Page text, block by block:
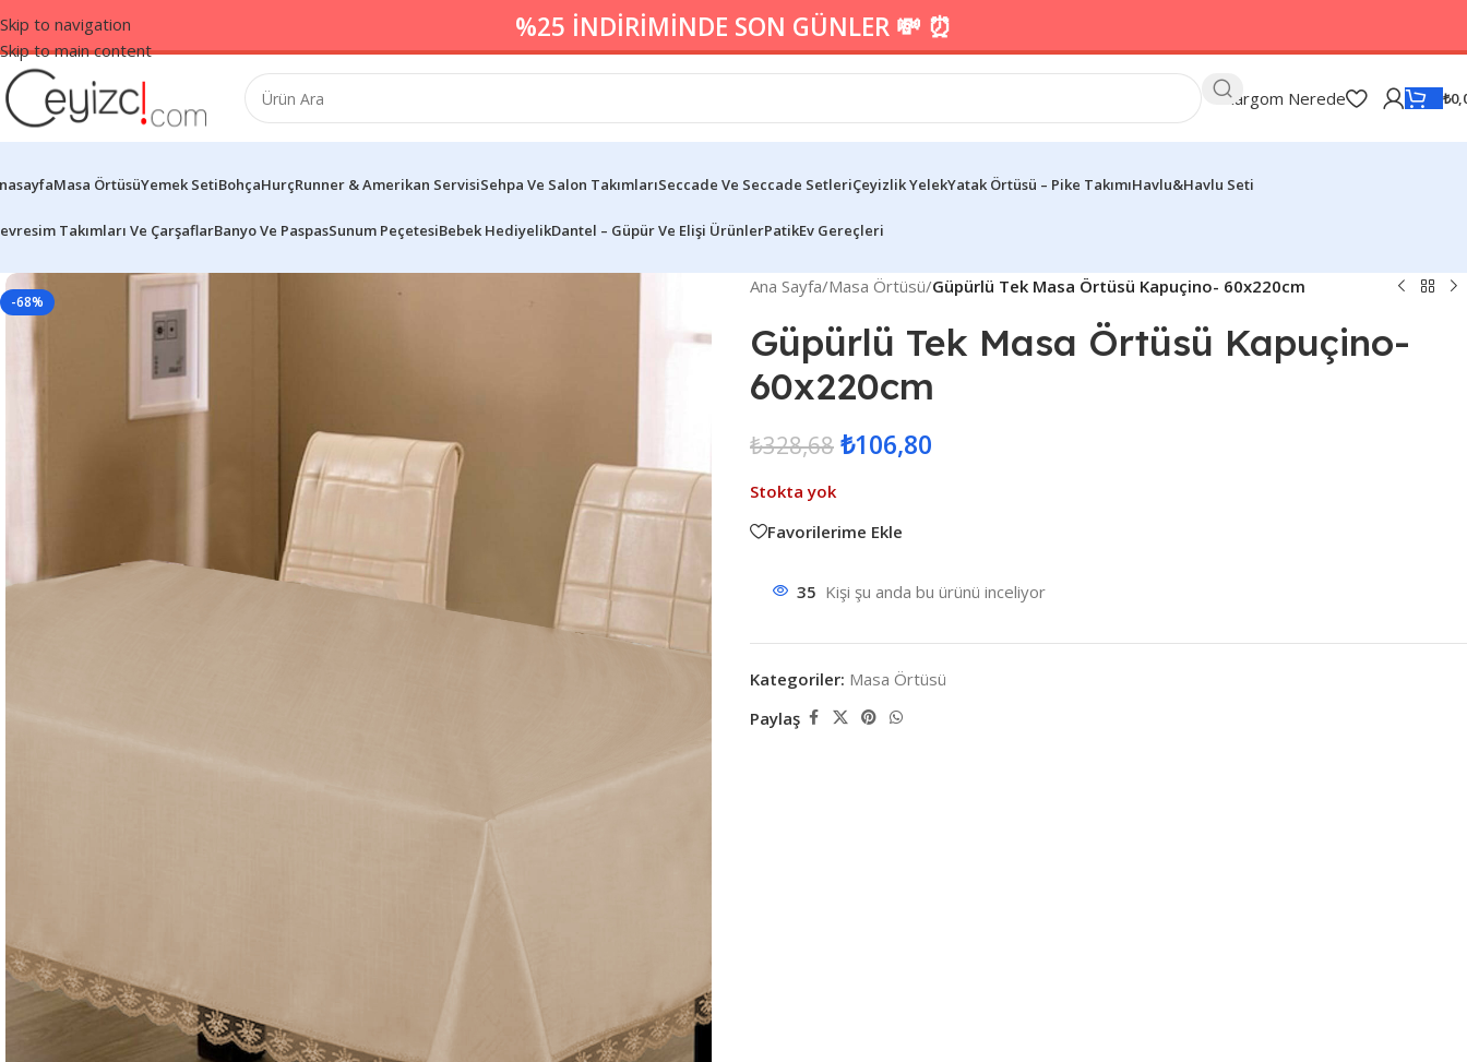
Skip to navigation
Skip to main content
%25 İNDİRİMİNDE SON GÜNLER 💸 ⏰
Kargom Nerede ₺
Masa ÖrtüsüYemek SetiBohçaHurçRunner & Amerikan ServisiSehpa Ve Salon TakımlarıSeccade Ve Seccade SetleriÇeyizlik YelekYatak Örtüsü – Pike TakımıHavlu&Havlu Seti
Takımları Ve ÇarşaflarBanyo Ve PaspasSunum PeçetesiBebek HediyelikDantel – Güpür Ve Elişi ÜrünlerPatikEv Gereçleri
-68%
Ana Sayfa/Masa Örtüsü/Güpürlü Tek Masa Örtüsü Kapuçino- 60x220cm
Güpürlü Tek Masa Örtüsü Kapuçino-
60x220cm
₺328,68 ₺106,80
Stokta yok
Favorilerime Ekle
35 Kişi şu anda bu ürünü inceliyor
Kategoriler: Masa Örtüsü
Paylaş